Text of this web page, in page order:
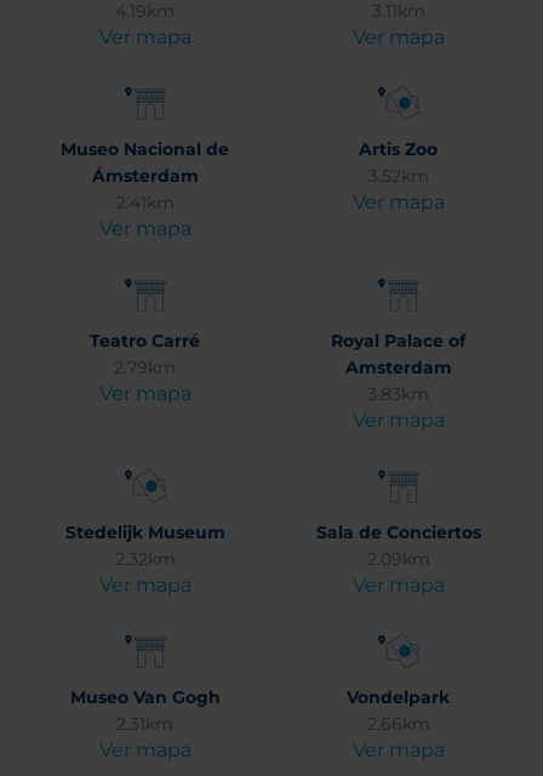
4.19km
Ver mapa
3.11km
Ver mapa
Museo Nacional de
Ámsterdam
2.41km
Ver mapa
Artis Zoo
3.52km
Ver mapa
Teatro Carré
2.79km
Ver mapa
Royal Palace of
Amsterdam
3.83km
Ver mapa
Stedelijk Museum
2.32km
Ver mapa
Sala de Conciertos
2.09km
Ver mapa
Museo Van Gogh
2.31km
Ver mapa
Vondelpark
2.66km
Ver mapa